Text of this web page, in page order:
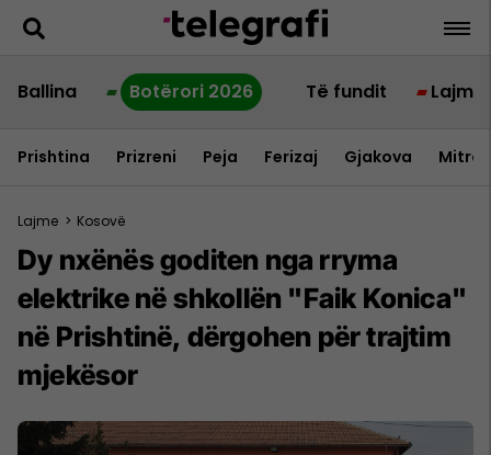
Ballina Botërori 2026 Të fundit Lajme
Prishtina Prizreni Peja Ferizaj Gjakova
Lajme > Kosovë
Dy nxënës goditen nga rryma
elektrike në shkollën "Faik Konica"
në Prishtinë, dërgohen për trajtim
mjekësor